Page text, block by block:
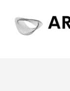
content